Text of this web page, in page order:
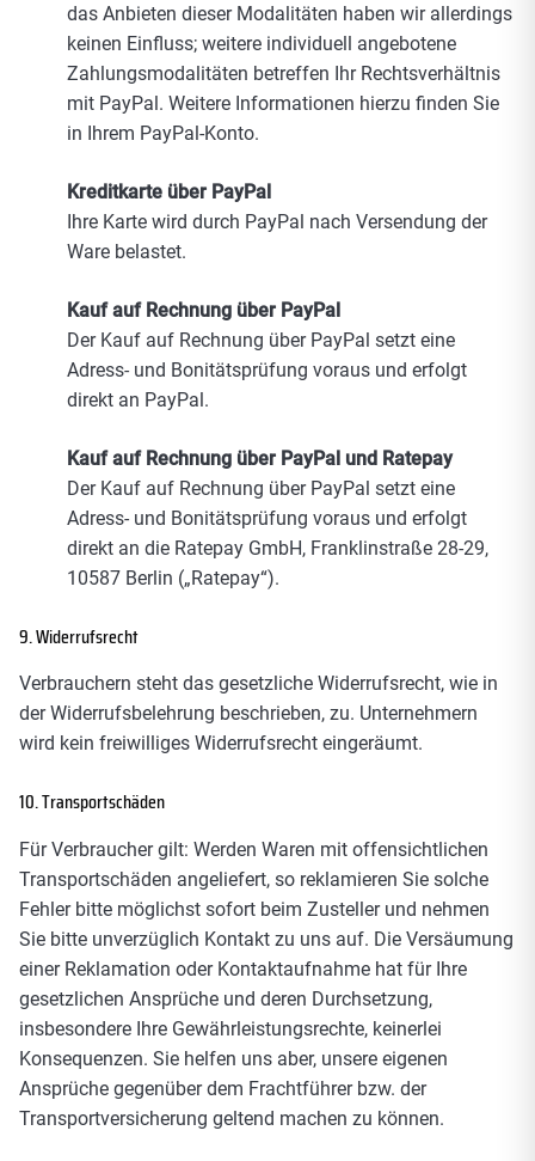
das Anbieten dieser Modalitäten haben wir allerdings
keinen Einfluss; weitere individuell angebotene
Zahlungsmodalitäten betreffen Ihr Rechtsverhältnis
mit PayPal. Weitere Informationen hierzu finden Sie
in Ihrem PayPal-Konto.
Kreditkarte über PayPal
Ihre Karte wird durch PayPal nach Versendung der
Ware belastet.
Kauf auf Rechnung über PayPal
Der Kauf auf Rechnung über PayPal setzt eine
Adress- und Bonitätsprüfung voraus und erfolgt
direkt an PayPal.
Kauf auf Rechnung über PayPal und Ratepay
Der Kauf auf Rechnung über PayPal setzt eine
Adress- und Bonitätsprüfung voraus und erfolgt
direkt an die Ratepay GmbH, Franklinstraße 28-29,
10587 Berlin („Ratepay“).
9. Widerrufsrecht
Verbrauchern steht das gesetzliche Widerrufsrecht, wie in
der Widerrufsbelehrung beschrieben, zu. Unternehmern
wird kein freiwilliges Widerrufsrecht eingeräumt.
10. Transportschäden
Für Verbraucher gilt: Werden Waren mit offensichtlichen
Transportschäden angeliefert, so reklamieren Sie solche
Fehler bitte möglichst sofort beim Zusteller und nehmen
Sie bitte unverzüglich Kontakt zu uns auf. Die Versäumung
einer Reklamation oder Kontaktaufnahme hat für Ihre
gesetzlichen Ansprüche und deren Durchsetzung,
insbesondere Ihre Gewährleistungsrechte, keinerlei
Konsequenzen. Sie helfen uns aber, unsere eigenen
Ansprüche gegenüber dem Frachtführer bzw. der
Transportversicherung geltend machen zu können.